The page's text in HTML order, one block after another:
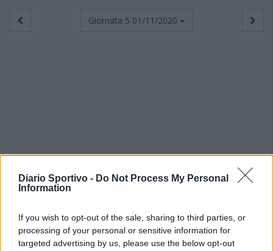
Diario Sportivo - Do Not Process My Personal
Information
If you wish to opt-out of the sale, sharing to third parties, or
processing of your personal or sensitive information for
targeted advertising by us, please use the below opt-out
Giornata 5 01/11/2020